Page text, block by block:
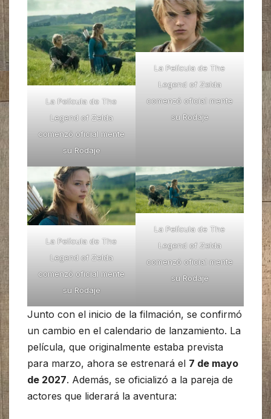
La Película de The
Legend of Zelda
comenzó oficial mente
su Rodaje
La Película de The
Legend of Zelda
comenzó oficial mente
su Rodaje
La Película de The
Legend of Zelda
comenzó oficial mente
su Rodaje
La Película de The
Legend of Zelda
comenzó oficial mente
su Rodaje
Junto con el inicio de la filmación, se confirmó
un cambio en el calendario de lanzamiento. La
película, que originalmente estaba prevista
para marzo, ahora se estrenará el 7 de mayo
de 2027. Además, se oficializó a la pareja de
actores que liderará la aventura: